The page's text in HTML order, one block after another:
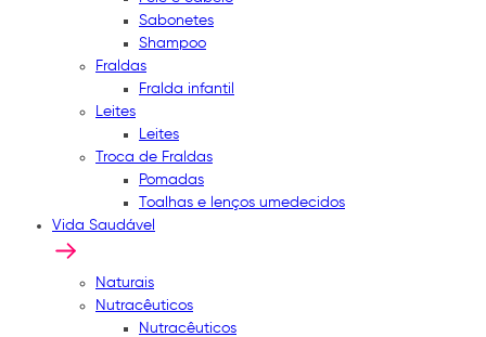
Sabonetes
Shampoo
Fraldas
Fralda infantil
Leites
Leites
Troca de Fraldas
Pomadas
Toalhas e lenços umedecidos
Vida Saudável
Naturais
Nutracêuticos
Nutracêuticos